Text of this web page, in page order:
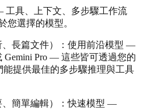
工具、上下文、多步驟工作流
您選擇的模型。
、長篇文件）：使用前沿模型 —
Gemini Pro — 這些皆可透過您的
能提供最佳的多步驟推理與工具
、簡單編輯）：快速模型 —